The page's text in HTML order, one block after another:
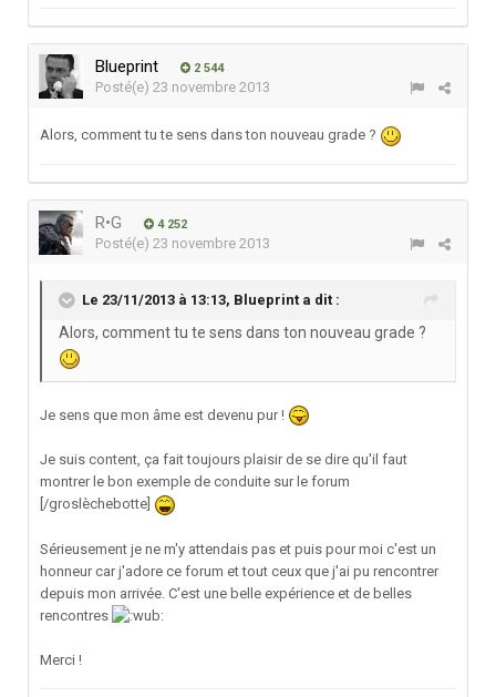
Blueprint 2 544
Posté(e) 23 novembre 2013
Alors, comment tu te sens dans ton nouveau grade ?
R•G 4 252
Posté(e) 23 novembre 2013
Le 23/11/2013 à 13:13, Blueprint a dit :
Alors, comment tu te sens dans ton nouveau grade ?
Je sens que mon âme est devenu pur !
Je suis content, ça fait toujours plaisir de se dire qu'il faut
montrer le bon exemple de conduite sur le forum
[/groslèchebotte]
Sérieusement je ne m'y attendais pas et puis pour moi c'est un
honneur car j'adore ce forum et tout ceux que j'ai pu rencontrer
depuis mon arrivée. C'est une belle expérience et de belles
rencontres
Merci !